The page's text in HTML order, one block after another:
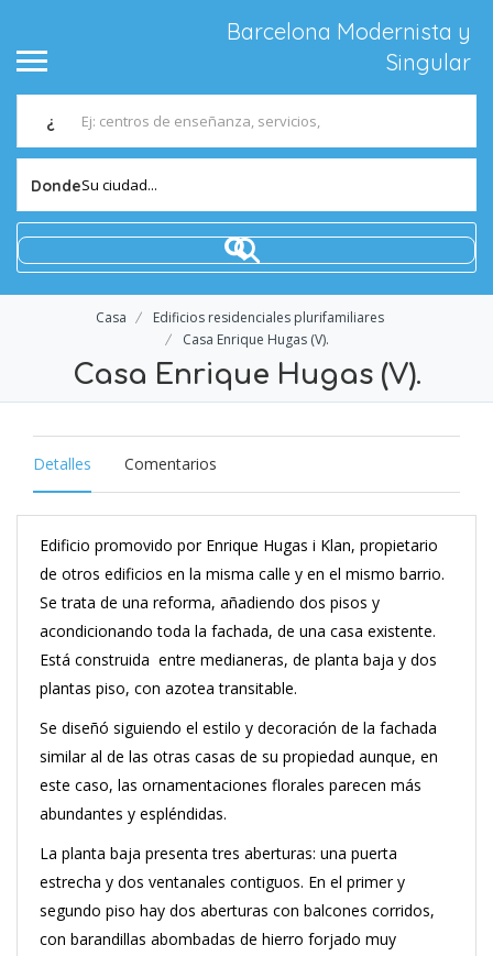
Barcelona Modernista y
Singular
¿
DondeSu ciudad...
Casa
Edificios residenciales plurifamiliares
Casa Enrique Hugas (V).
Casa Enrique Hugas (V).
Detalles Comentarios
Edificio promovido por Enrique Hugas i Klan, propietario
de otros edificios en la misma calle y en el mismo barrio.
Se trata de una reforma, añadiendo dos pisos y
acondicionando toda la fachada, de una casa existente.
Está construida entre medianeras, de planta baja y dos
plantas piso, con azotea transitable.
Se diseñó siguiendo el estilo y decoración de la fachada
similar al de las otras casas de su propiedad aunque, en
este caso, las ornamentaciones florales parecen más
abundantes y espléndidas.
La planta baja presenta tres aberturas: una puerta
estrecha y dos ventanales contiguos. En el primer y
segundo piso hay dos aberturas con balcones corridos,
con barandillas abombadas de hierro forjado muy